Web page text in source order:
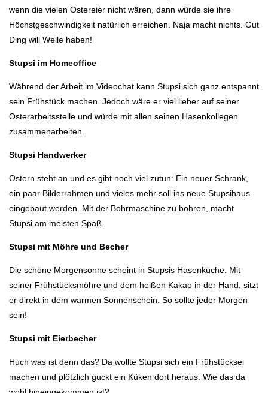
wenn die vielen Ostereier nicht wären, dann würde sie ihre
Höchstgeschwindigkeit natürlich erreichen. Naja macht nichts. Gut
Ding will Weile haben!
Stupsi im Homeoffice
Während der Arbeit im Videochat kann Stupsi sich ganz entspannt
sein Frühstück machen. Jedoch wäre er viel lieber auf seiner
Osterarbeitsstelle und würde mit allen seinen Hasenkollegen
zusammenarbeiten.
Stupsi Handwerker
Ostern steht an und es gibt noch viel zutun: Ein neuer Schrank,
ein paar Bilderrahmen und vieles mehr soll ins neue Stupsihaus
eingebaut werden. Mit der Bohrmaschine zu bohren, macht
Stupsi am meisten Spaß.
Stupsi mit Möhre und Becher
Die schöne Morgensonne scheint in Stupsis Hasenküche. Mit
seiner Frühstücksmöhre und dem heißen Kakao in der Hand, sitzt
er direkt in dem warmen Sonnenschein. So sollte jeder Morgen
sein!
Stupsi mit Eierbecher
Huch was ist denn das? Da wollte Stupsi sich ein Frühstücksei
machen und plötzlich guckt ein Küken dort heraus. Wie das da